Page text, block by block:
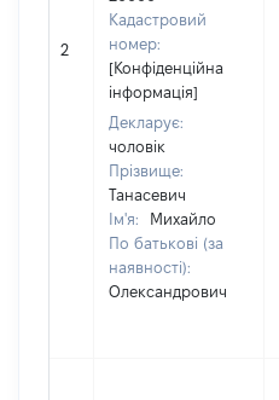
2
Кадастровий
номер:
[Конфіденційна
інформація]
Декларує:
чоловік
Прізвище:
Танасевич
Ім'я:
Михайло
По батькові (за
наявності):
Олександрович